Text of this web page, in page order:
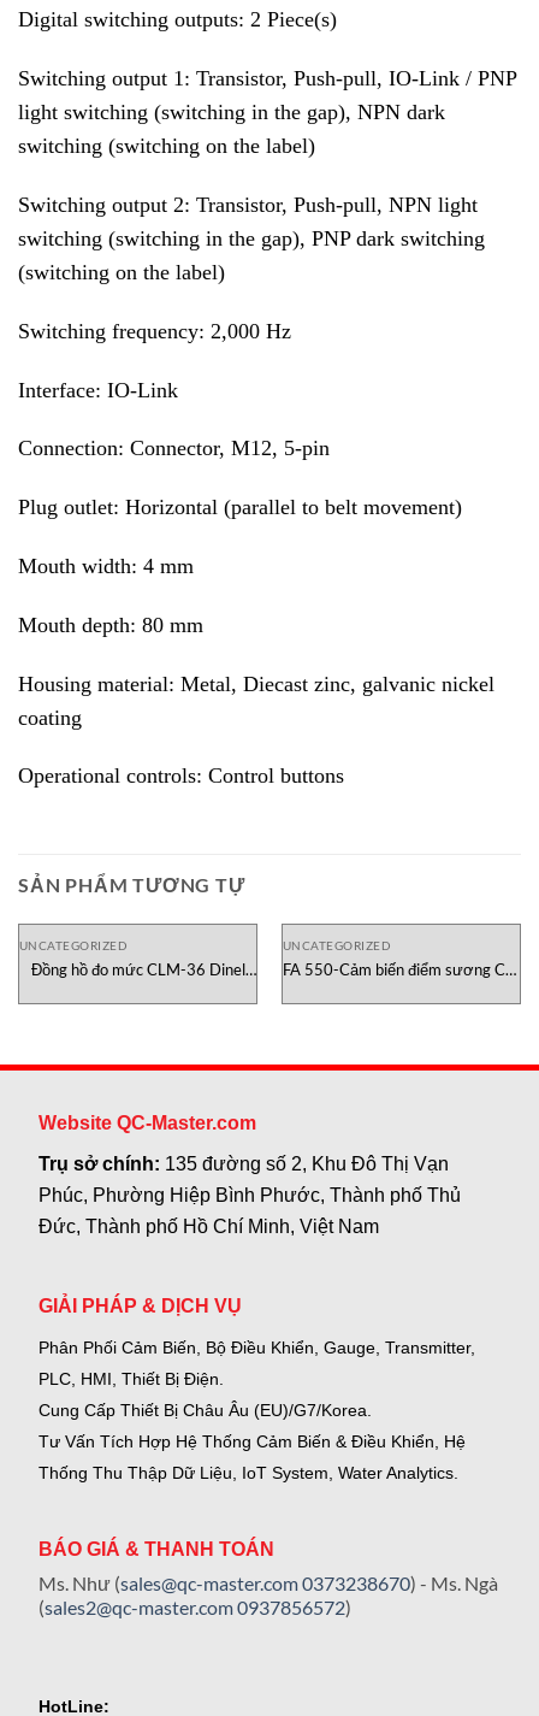
Digital switching outputs: 2 Piece(s)
Switching output 1: Transistor, Push-pull, IO-Link / PNP
light switching (switching in the gap), NPN dark
switching (switching on the label)
Switching output 2: Transistor, Push-pull, NPN light
switching (switching in the gap), PNP dark switching
(switching on the label)
Switching frequency: 2,000 Hz
Interface: IO-Link
Connection: Connector, M12, 5-pin
Plug outlet: Horizontal (parallel to belt movement)
Mouth width: 4 mm
Mouth depth: 80 mm
Housing material: Metal, Diecast zinc, galvanic nickel
coating
Operational controls: Control buttons
SẢN PHẨM TƯƠNG TỰ
UNCATEGORIZED
Đồng hồ đo mức CLM-36 Dinel
UNCATEGORIZED
FA 550-Cảm biến điểm sương CS-
Website QC-Master.com
Trụ sở chính: 135 đường số 2, Khu Đô Thị Vạn
Phúc, Phường Hiệp Bình Phước, Thành phố Thủ
Đức, Thành phố Hồ Chí Minh, Việt Nam
GIẢI PHÁP & DỊCH VỤ
Phân Phối Cảm Biến, Bộ Điều Khiển, Gauge, Transmitter,
PLC, HMI, Thiết Bị Điện.
Cung Cấp Thiết Bị Châu Âu (EU)/G7/Korea.
Tư Vấn Tích Hợp Hệ Thống Cảm Biến & Điều Khiển, Hệ
Thống Thu Thập Dữ Liệu, IoT System, Water Analytics.
BÁO GIÁ & THANH TOÁN
Ms. Như (sales@qc-master.com0373238670) - Ms. Ngà
(sales2@qc-master.com0937856572)
HotLine: